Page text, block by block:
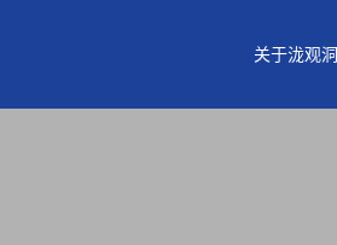
关于泷观洞